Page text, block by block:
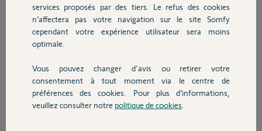
Autres produits
Devis avec un pro
Contact
Bonjour
je suppose que vous parlez d'un détecteur de mouvement.
Si oui, quel âge a ce détecteur ? Ou l'avez-vous acheté ?
Anonyme
services proposés par des tiers. Le refus des cookies
n’affectera pas votre navigation sur le site Somfy
cependant votre expérience utilisateur sera moins
optimale.
Vous pouvez changer d'avis ou retirer votre
consentement à tout moment via le centre de
préférences des cookies. Pour plus d’informations,
veuillez consulter notre politique de cookies